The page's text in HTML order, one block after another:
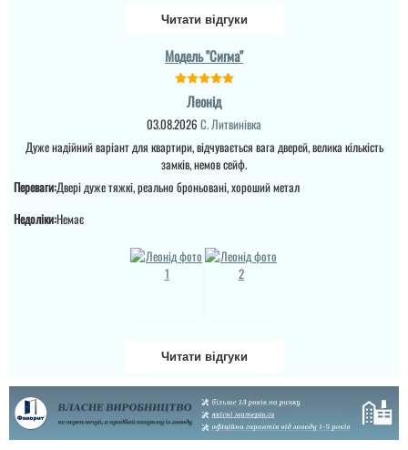
дверям лягають на вас,
підкаже що робити як
перевізник, хоч...
читати всі відгуки
Читати відгуки
Модель "Сигма"
Леонід
03.08.2026 С. Литвинівка
Дуже надійний варіант для квартири, відчувається вага дверей, велика кількість
замків, немов сейф.
Переваги:Двері дуже тяжкі, реально броньовані, хороший метал
Недоліки:Немає
Читати відгуки